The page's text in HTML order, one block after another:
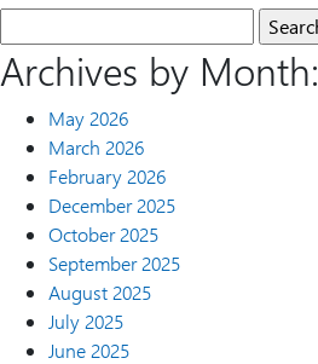
Archives by Month:
May 2026
March 2026
February 2026
December 2025
October 2025
September 2025
August 2025
July 2025
June 2025